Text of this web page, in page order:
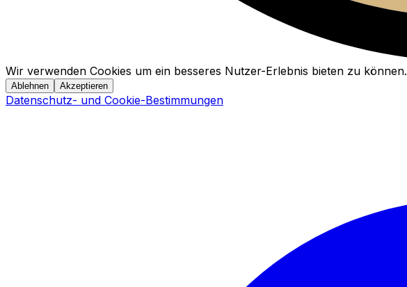
Wir verwenden Cookies um ein besseres Nutzer-Erlebnis bieten zu können.
Ablehnen Akzeptieren
Datenschutz- und Cookie-Bestimmungen